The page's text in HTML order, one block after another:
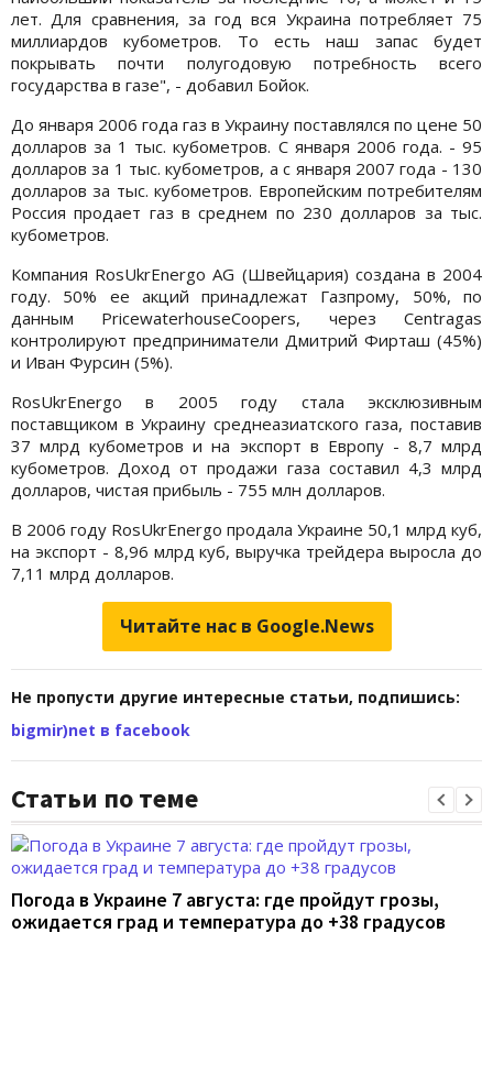
лет. Для сравнения, за год вся Украина потребляет 75
миллиардов кубометров. То есть наш запас будет
покрывать почти полугодовую потребность всего
государства в газе", - добавил Бойок.
До января 2006 года газ в Украину поставлялся по цене 50
долларов за 1 тыс. кубометров. С января 2006 года. - 95
долларов за 1 тыс. кубометров, а с января 2007 года - 130
долларов за тыс. кубометров. Европейским потребителям
Россия продает газ в среднем по 230 долларов за тыс.
кубометров.
Компания RosUkrEnergo AG (Швейцария) создана в 2004
году. 50% ее акций принадлежат Газпрому, 50%, по
данным PriсewaterhouseCoopers, через Centragas
контролируют предприниматели Дмитрий Фирташ (45%)
и Иван Фурсин (5%).
RosUkrEnergo в 2005 году стала эксклюзивным
поставщиком в Украину среднеазиатского газа, поставив
37 млрд кубометров и на экспорт в Европу - 8,7 млрд
кубометров. Доход от продажи газа составил 4,3 млрд
долларов, чистая прибыль - 755 млн долларов.
В 2006 году RosUkrEnergo продала Украине 50,1 млрд куб,
на экспорт - 8,96 млрд куб, выручка трейдера выросла до
7,11 млрд долларов.
Читайте нас в Google.News
Не пропусти другие интересные статьи, подпишись:
bigmir)net в facebook
Статьи по теме
Погода в Украине 7 августа: где пройдут грозы,
ожидается град и температура до +38 градусов